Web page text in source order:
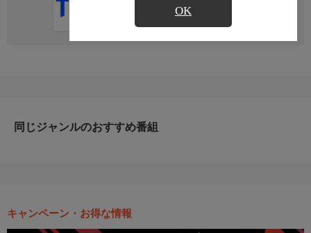
OK
直近の放送予定はありません
同じジャンルのおすすめ番組
キャンペーン・お得な情報